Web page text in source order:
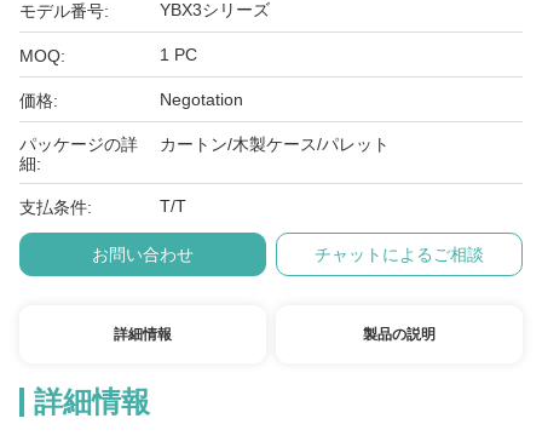
モデル番号: YBX3シリーズ
MOQ: 1 PC
価格: Negotation
パッケージの詳
細:
カートン/木製ケース/パレット
支払条件: T/T
お問い合わせ チャットによるご相談
詳細情報 製品の説明
詳細情報